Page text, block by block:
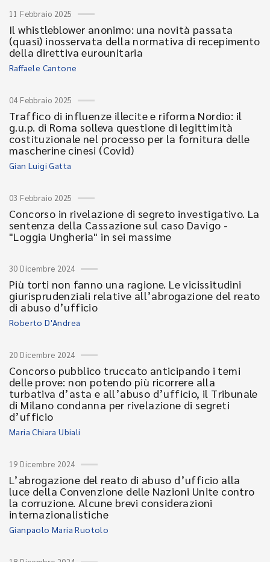
11 Febbraio 2025
Il whistleblower anonimo: una novità passata
(quasi) inosservata della normativa di recepimento
della direttiva eurounitaria
Raffaele Cantone
04 Febbraio 2025
Traffico di influenze illecite e riforma Nordio: il
g.u.p. di Roma solleva questione di legittimità
costituzionale nel processo per la fornitura delle
mascherine cinesi (Covid)
Gian Luigi Gatta
03 Febbraio 2025
Concorso in rivelazione di segreto investigativo. La
sentenza della Cassazione sul caso Davigo -
"Loggia Ungheria" in sei massime
30 Dicembre 2024
Più torti non fanno una ragione. Le vicissitudini
giurisprudenziali relative all’abrogazione del reato
di abuso d’ufficio
Roberto D'Andrea
20 Dicembre 2024
Concorso pubblico truccato anticipando i temi
delle prove: non potendo più ricorrere alla
turbativa d’asta e all’abuso d’ufficio, il Tribunale
di Milano condanna per rivelazione di segreti
d’ufficio
Maria Chiara Ubiali
19 Dicembre 2024
L’abrogazione del reato di abuso d’ufficio alla
luce della Convenzione delle Nazioni Unite contro
la corruzione. Alcune brevi considerazioni
internazionalistiche
Gianpaolo Maria Ruotolo